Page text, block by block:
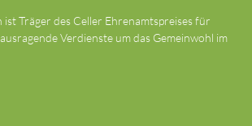
ist Träger des Celler Ehrenamtspreises für
Verdienste um das Gemeinwohl im